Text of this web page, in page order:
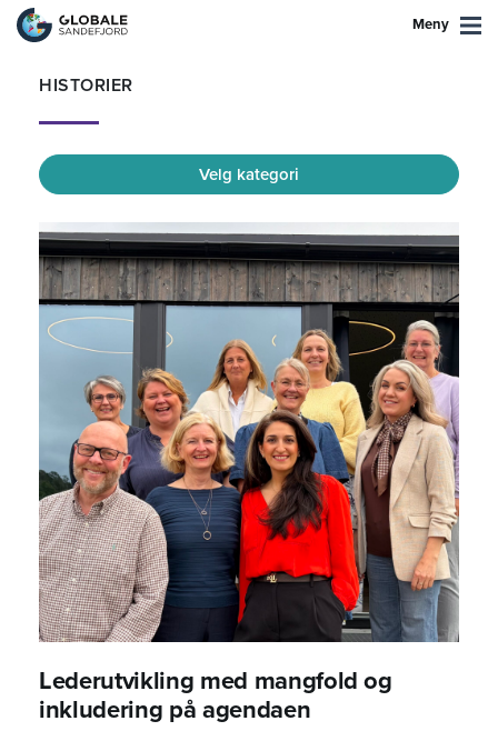
Meny
HISTORIER
Velg kategori
Lederutvikling med mangfold og
inkludering på agendaen